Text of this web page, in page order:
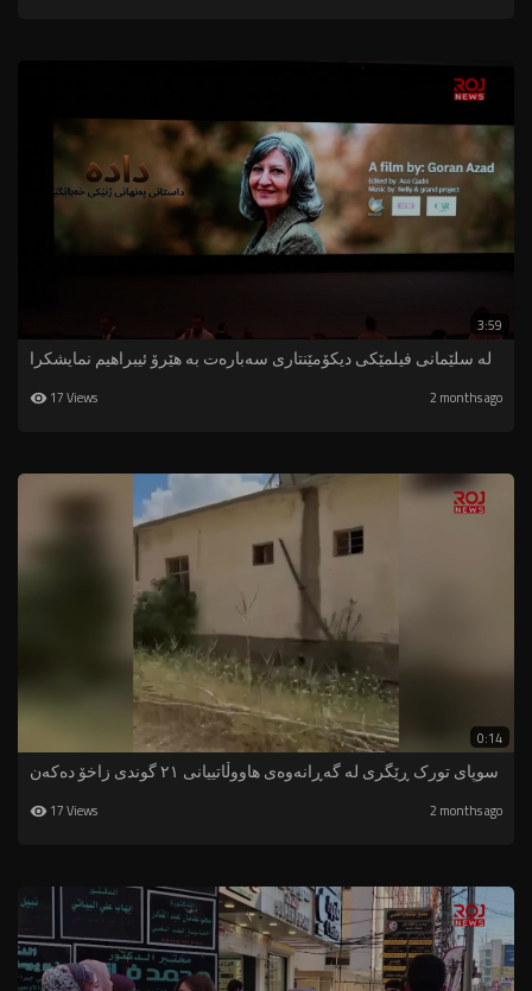
3:59
لە سلێمانی فیلمێکی دیکۆمێنتاری سەبارەت بە هێرۆ ئیبراهیم نمایشکرا
17 Views 2 months ago
0:14
سوپای تورک ڕێگری لە گەڕانەوەی هاووڵاتییانی ٢١ گوندی زاخۆ دەکەن
17 Views 2 months ago